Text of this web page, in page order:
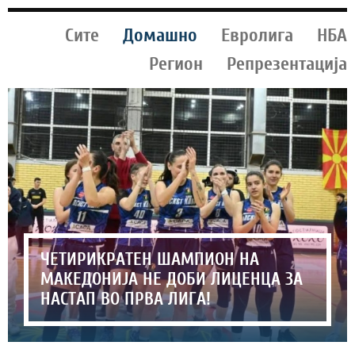
Сите Домашно Евролига
НБА
Регион
Репрезентација
ЧЕТИРИКРАТЕН ШАМПИОН НА
МАКЕДОНИЈА НЕ ДОБИ ЛИЦЕНЦА ЗА
НАСТАП ВО ПРВА ЛИГА!